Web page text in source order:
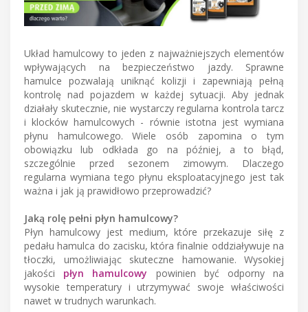
Układ hamulcowy to jeden z najważniejszych elementów
wpływających na bezpieczeństwo jazdy. Sprawne
hamulce pozwalają uniknąć kolizji i zapewniają pełną
kontrolę nad pojazdem w każdej sytuacji. Aby jednak
działały skutecznie, nie wystarczy regularna kontrola tarcz
i klocków hamulcowych - równie istotna jest wymiana
płynu hamulcowego. Wiele osób zapomina o tym
obowiązku lub odkłada go na później, a to błąd,
szczególnie przed sezonem zimowym. Dlaczego
regularna wymiana tego płynu eksploatacyjnego jest tak
ważna i jak ją prawidłowo przeprowadzić?
Jaką rolę pełni płyn hamulcowy?
Płyn hamulcowy jest medium, które przekazuje siłę z
pedału hamulca do zacisku, która finalnie oddziaływuje na
tłoczki, umożliwiając skuteczne hamowanie. Wysokiej
jakości płyn hamulcowy powinien być odporny na
wysokie temperatury i utrzymywać swoje właściwości
nawet w trudnych warunkach.